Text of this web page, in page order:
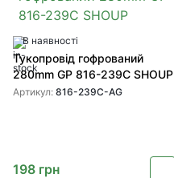
В наявності
Тукопровід гофрований
280mm GP 816-239C SHOUP
Артикул: 816-239C-AG
198 грн